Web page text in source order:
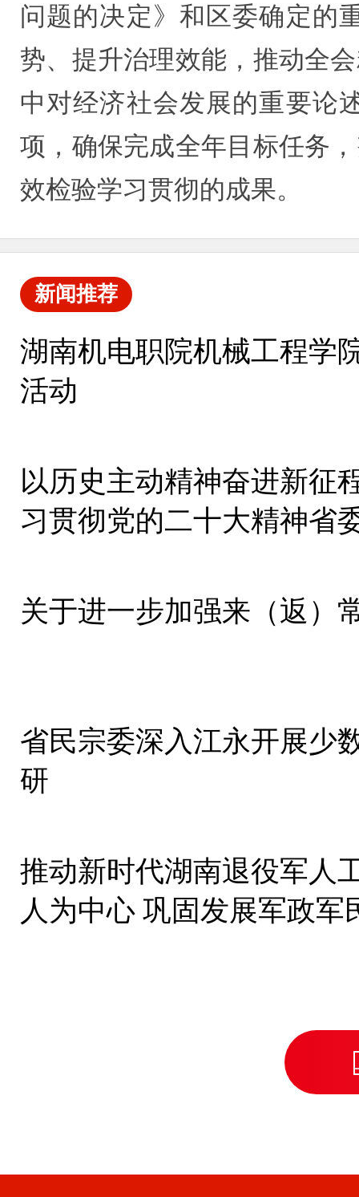
问题的决定》和区委确定的
势、提升治理效能，推动全
中对经济社会发展的重要论
项，确保完成全年目标任务
效检验学习贯彻的成果。
新闻推荐
湖南机电职院机械工程学
活动
以历史主动精神奋进新征
习贯彻党的二十大精神省
关于进一步加强来（返）
省民宗委深入江永开展少
研
推动新时代湖南退役军人
人为中心 巩固发展军政军